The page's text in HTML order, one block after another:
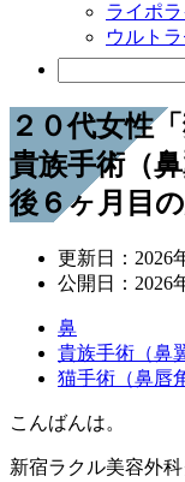
ライポラ
ウルト
２０代女性
貴族手術（
後６ヶ月目
更新日： 2026
公開日： 2026
鼻
貴族手術（鼻
猫手術（鼻唇
こんばんは。
新宿ラクル美容外